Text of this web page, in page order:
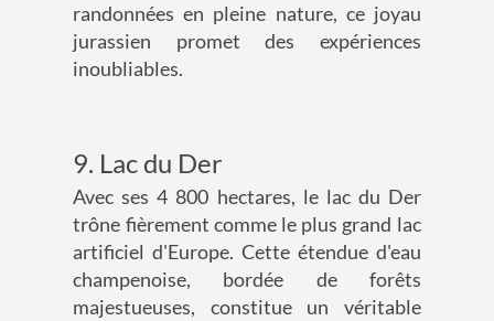
randonnées en pleine nature, ce joyau
jurassien promet des expériences
inoubliables.
9. Lac du Der
Avec ses 4 800 hectares, le lac du Der
trône fièrement comme le plus grand lac
artificiel d'Europe. Cette étendue d'eau
champenoise, bordée de forêts
majestueuses, constitue un véritable